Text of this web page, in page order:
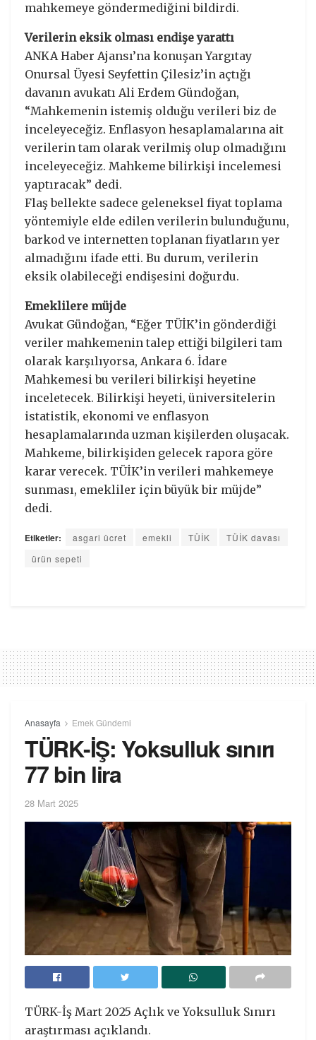
mahkemeye göndermediğini bildirdi.
Verilerin eksik olması endişe yarattı
ANKA Haber Ajansı’na konuşan Yargıtay
Onursal Üyesi Seyfettin Çilesiz’in açtığı
davanın avukatı Ali Erdem Gündoğan,
“Mahkemenin istemiş olduğu verileri biz de
inceleyeceğiz. Enflasyon hesaplamalarına ait
verilerin tam olarak verilmiş olup olmadığını
inceleyeceğiz. Mahkeme bilirkişi incelemesi
yaptıracak” dedi.
Flaş bellekte sadece geleneksel fiyat toplama
yöntemiyle elde edilen verilerin bulunduğunu,
barkod ve internetten toplanan fiyatların yer
almadığını ifade etti. Bu durum, verilerin
eksik olabileceği endişesini doğurdu.
Emeklilere müjde
Avukat Gündoğan, “Eğer TÜİK’in gönderdiği
veriler mahkemenin talep ettiği bilgileri tam
olarak karşılıyorsa, Ankara 6. İdare
Mahkemesi bu verileri bilirkişi heyetine
inceletecek. Bilirkişi heyeti, üniversitelerin
istatistik, ekonomi ve enflasyon
hesaplamalarında uzman kişilerden oluşacak.
Mahkeme, bilirkişiden gelecek rapora göre
karar verecek. TÜİK’in verileri mahkemeye
sunması, emekliler için büyük bir müjde”
dedi.
Etiketler: asgari ücret emekli TÜİK
TÜİK davası
ürün sepeti
Anasayfa Emek Gündemi
TÜRK-İŞ: Yoksulluk sınırı
77 bin lira
28 Mart 2025
TÜRK-İş Mart 2025 Açlık ve Yoksulluk Sınırı
araştırması açıklandı.